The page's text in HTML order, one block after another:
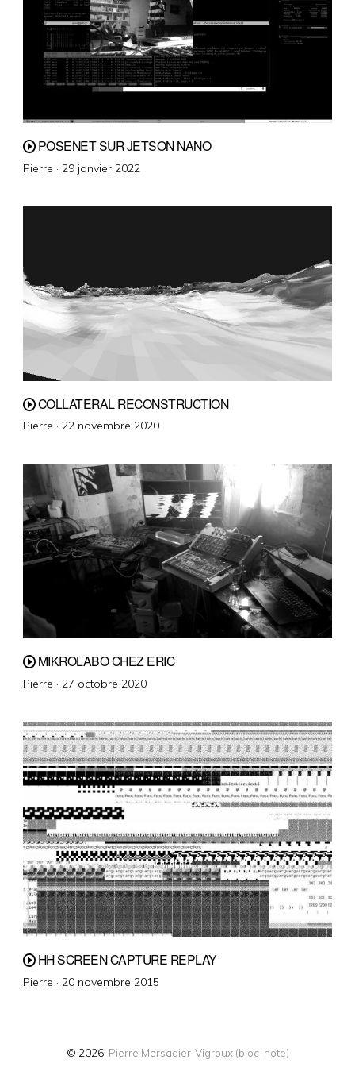
POSENET SUR JETSON NANO
Pierre · Posted
29 janvier 2022
COLLATERAL RECONSTRUCTION
Pierre · Posted
22 novembre 2020
MIKROLABO CHEZ ERIC
Pierre · Posted
27 octobre 2020
HH SCREEN CAPTURE REPLAY
Pierre · Posted
20 novembre 2015
© 2026 Pierre Mersadier-Vigroux (bloc-note)